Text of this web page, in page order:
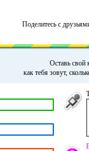
Поделитесь с
Оставь свой
как тебя зовут,